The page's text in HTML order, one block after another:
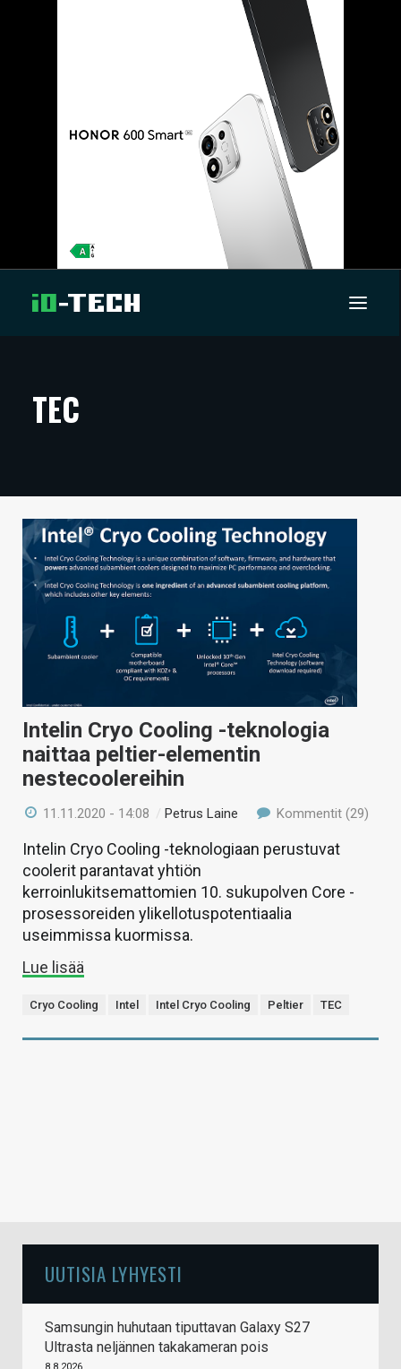
ARTIKKELIT
TECHBBS
TIETOA
HINTA.FI
VAIHDA TEEMA
HAKU
TEC
Intelin Cryo Cooling -teknologia
naittaa peltier-elementin
nestecoolereihin
11.11.2020 - 14:08 /Petrus Laine Kommentit (29)
Intelin Cryo Cooling -teknologiaan perustuvat
coolerit parantavat yhtiön
kerroinlukitsemattomien 10. sukupolven Core -
prosessoreiden ylikellotuspotentiaalia
useimmissa kuormissa.
Lue lisää
Cryo Cooling Intel Intel Cryo Cooling Peltier TEC
UUTISIA LYHYESTI
Samsungin huhutaan tiputtavan Galaxy S27
Ultrasta neljännen takakameran pois